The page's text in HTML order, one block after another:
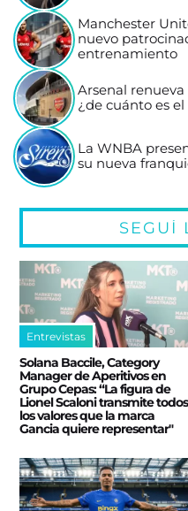
Manchester
nuevo
entrenamiento
Arsenal renueva
¿de cuánto es el
La WNBA
su nueva
SEGUÍ
Entrevistas
Solana Baccile, Category
Manager de Aperitivos en
Grupo Cepas: “La figura de
Lionel Scaloni transmite todos
los valores que la marca
Gancia quiere representar"